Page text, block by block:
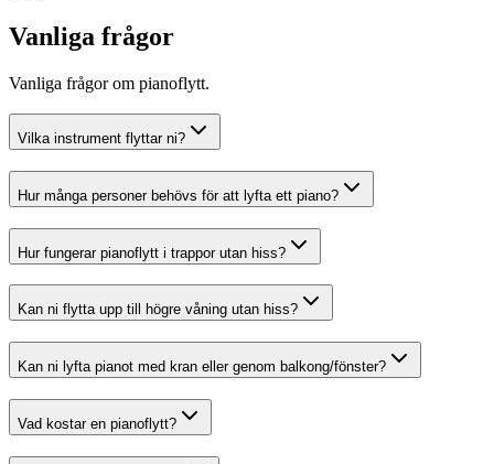
Vanliga frågor
Vanliga frågor om pianoflytt.
Vilka instrument flyttar ni?
Hur många personer behövs för att lyfta ett piano?
Hur fungerar pianoflytt i trappor utan hiss?
Kan ni flytta upp till högre våning utan hiss?
Kan ni lyfta pianot med kran eller genom balkong/fönster?
Vad kostar en pianoflytt?